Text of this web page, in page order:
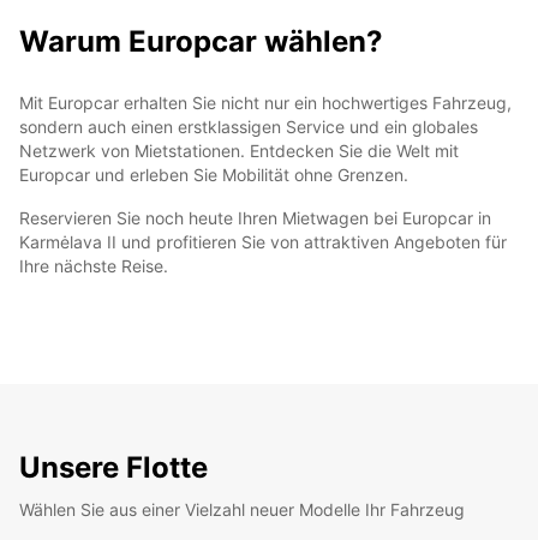
Warum Europcar wählen?
Mit Europcar erhalten Sie nicht nur ein hochwertiges Fahrzeug,
sondern auch einen erstklassigen Service und ein globales
Netzwerk von Mietstationen. Entdecken Sie die Welt mit
Europcar und erleben Sie Mobilität ohne Grenzen.
Reservieren Sie noch heute Ihren Mietwagen bei Europcar in
Karmėlava II und profitieren Sie von attraktiven Angeboten für
Ihre nächste Reise.
Unsere Flotte
Wählen Sie aus einer Vielzahl neuer Modelle Ihr Fahrzeug